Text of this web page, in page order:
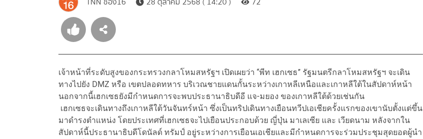
เจ้าหน้าที่ระดับสูงของกระทรวงกลาโหมสหรัฐฯ เปิดเผยว่า “พีท เฮกเซธ” รัฐมนตรีกลาโหมสหรัฐฯ จะเดิน
ทางไปยัง DMZ หรือ เขตปลอดทหาร บริเวณชายแดนกั้นระหว่างเกาหลีเหนือและเกาหลีใต้ในสัปดาห์หน้า
นอกจากนี้เฮกเซธยังมีกำหนดการจะพบประธานาธิบดีอี แจ-มยอง ของเกาหลีใต้ด้วยเช่นกัน
เฮกเซธจะเดินทางถึงเกาหลีใต้วันจันทร์หน้า ซึ่งเป็นทริปเดินทางเยือนทวีปเอเชียครั้งแรกของเขานับตั้งแต่ขึ้น
มาดำรงตำแหน่ง โดยประเทศที่เฮกเซธจะไปเยือนประกอบด้วย ญี่ปุ่น มาเลเซีย และ เวียดนาม หลังจากใน
สัปดาห์นี้ประธานาธิบดีโดนัลด์ ทรัมป์ อยู่ระหว่างการเยือนเอเชียและมีกำหนดการจะร่วมประชุมสุดยอดผู้นำ